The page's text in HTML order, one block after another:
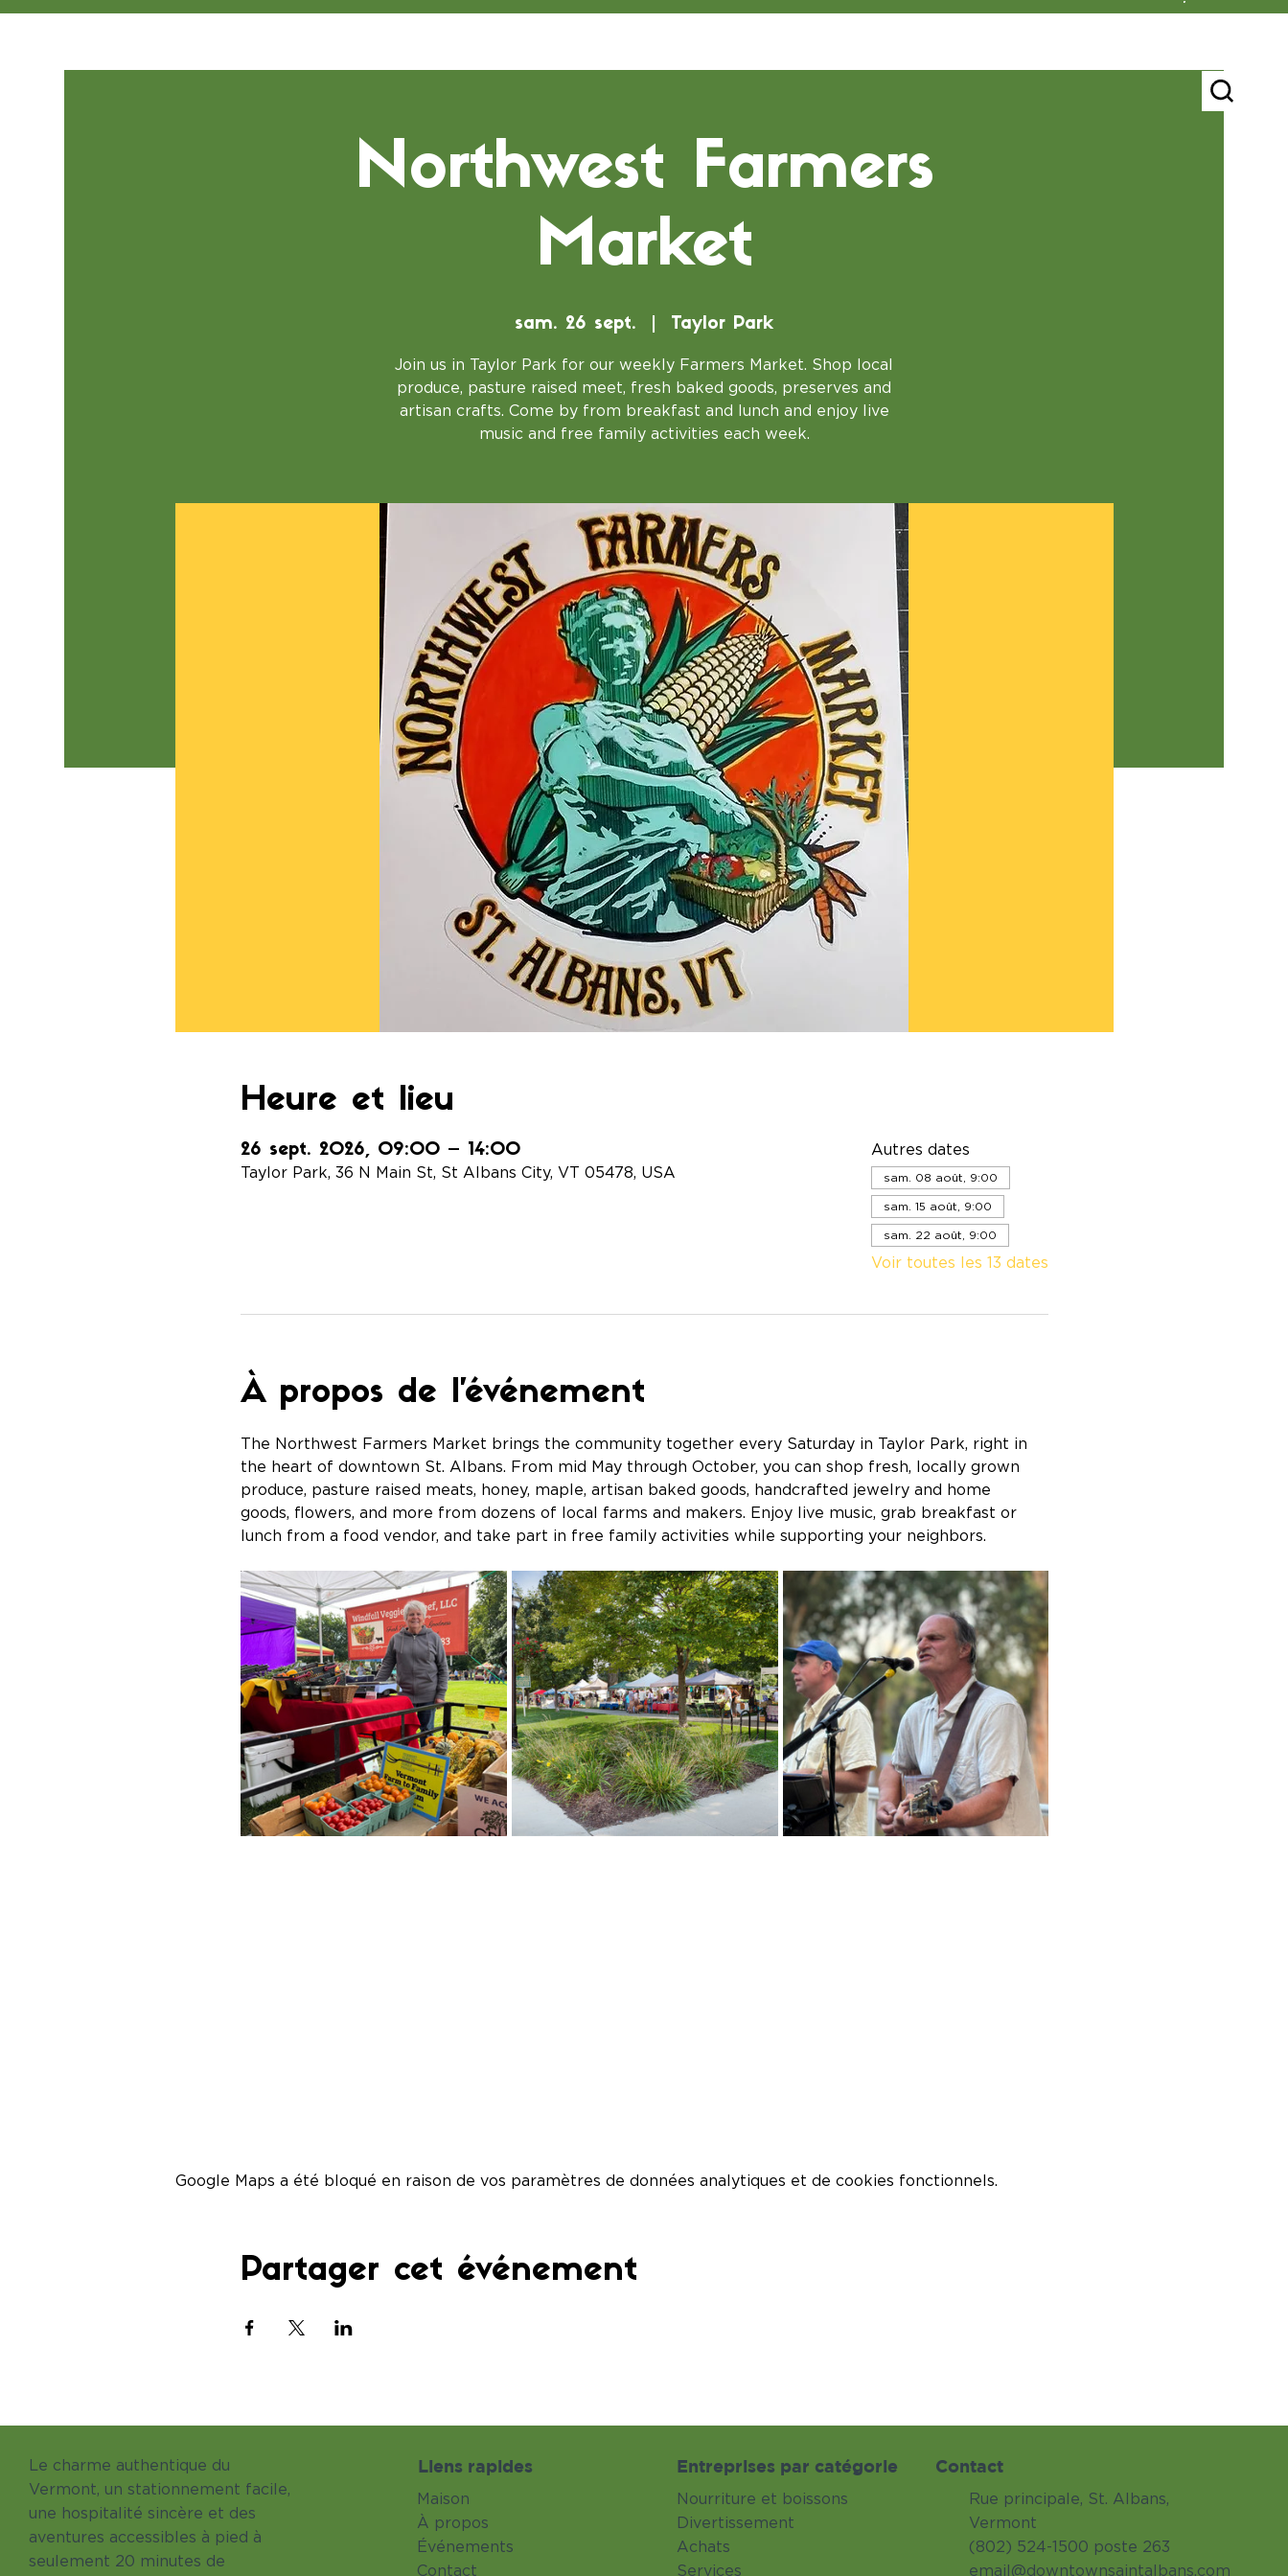
Northwest Farmers
Market
sam. 26 sept. Taylor Park
Join us in Taylor Park for our weekly Farmers Market. Shop local
produce, pasture raised meet, fresh baked goods, preserves and
artisan crafts. Come by from breakfast and lunch and enjoy live
music and free family activities each week.
Heure et lieu
26 sept. 2026, 09:00 – 14:00
Taylor Park, 36 N Main St, St Albans City, VT 05478, USA
Autres dates
sam. 08 août, 9:00
sam. 15 août, 9:00
sam. 22 août, 9:00
Voir toutes les 13 dates
À propos de l'événement
The Northwest Farmers Market brings the community together every Saturday in Taylor Park, right in
the heart of downtown St. Albans. From mid May through October, you can shop fresh, locally grown
produce, pasture raised meats, honey, maple, artisan baked goods, handcrafted jewelry and home
goods, flowers, and more from dozens of local farms and makers. Enjoy live music, grab breakfast or
lunch from a food vendor, and take part in free family activities while supporting your neighbors.
Google Maps a été bloqué en raison de vos paramètres de données analytiques et de cookies fonctionnels.
Partager cet événement
Liens rapides
Maison
À propos
Événements
Contact
Entreprises par catégorie
Nourriture et boissons
Divertissement
Achats
Services
Contact
Rue principale, St. Albans,
Vermont
(802) 524-1500 poste 263
email@downtownsaintalbans.com
Le charme authentique du
Vermont, un stationnement facile,
une hospitalité sincère et des
aventures accessibles à pied à
seulement 20 minutes de